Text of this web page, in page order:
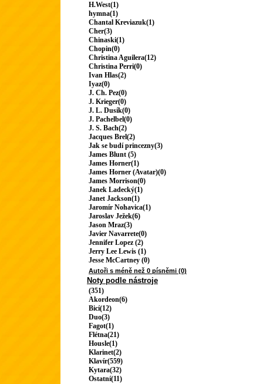
H.West(1)
hymna(1)
Chantal Kreviazuk(1)
Cher(3)
Chinaski(1)
Chopin(0)
Christina Aguilera(12)
Christina Perri(0)
Ivan Hlas(2)
Iyaz(0)
J. Ch. Pez(0)
J. Krieger(0)
J. L. Dusík(0)
J. Pachelbel(0)
J. S. Bach(2)
Jacques Brel(2)
Jak se budí princezny(3)
James Blunt (5)
James Horner(1)
James Horner (Avatar)(0)
James Morrison(0)
Janek Ladecký(1)
Janet Jackson(1)
Jaromír Nohavica(1)
Jaroslav Ježek(6)
Jason Mraz(3)
Javier Navarrete(0)
Jennifer Lopez (2)
Jerry Lee Lewis (1)
Jesse McCartney (0)
Autoři s méně než 0 písněmi (0)
Noty podle nástroje
(351)
Akordeon(6)
Bicí(12)
Duo(3)
Fagot(1)
Flétna(21)
Housle(1)
Klarinet(2)
Klavír(559)
Kytara(32)
Ostatní(11)